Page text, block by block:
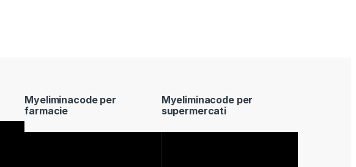
Myeliminacode per
farmacie
Myeliminacode per
supermercati